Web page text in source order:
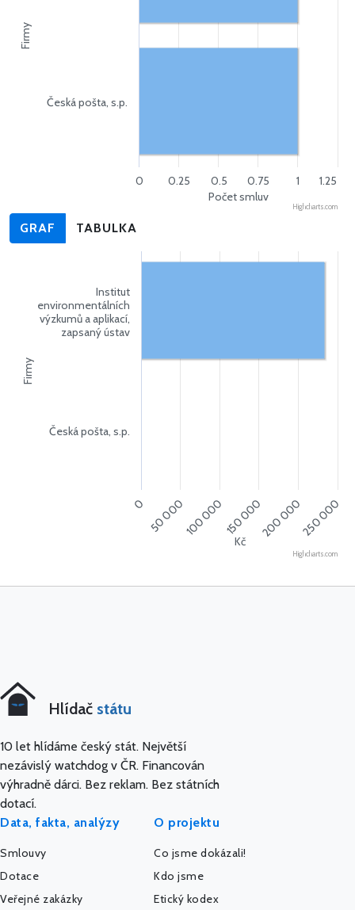
Firmy
Počet smluv
Česká pošta, s.p.
0 1
0.25 0.5 0.75 1.25
Highcharts.com
GRAF TABULKA
Firmy
Kč
Institut
environmentálních
výzkumů a aplikací,
zapsaný ústav
Česká pošta, s.p.
0 50 000100 000150 000200 000250 000
Highcharts.com
Hlídač státu
10 let hlídáme český stát. Největší
nezávislý watchdog v ČR. Financován
výhradně dárci. Bez reklam. Bez státních
dotací.
Data, fakta, analýzy
Smlouvy
Dotace
Veřejné zakázky
O projektu
Co jsme dokázali!
Kdo jsme
Etický kodex